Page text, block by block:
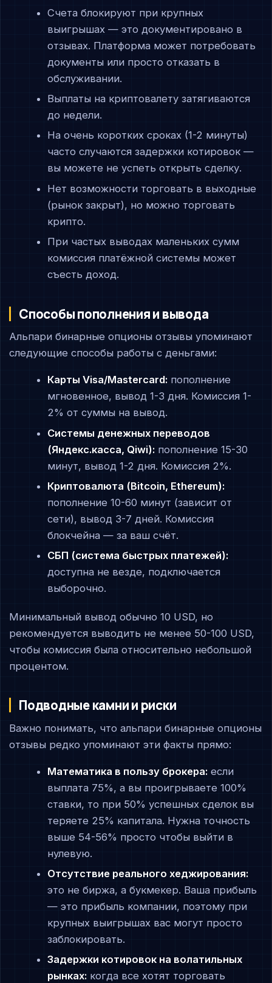
Счета блокируют при крупных
выигрышах — это документировано в
отзывах. Платформа может потребовать
документы или просто отказать в
обслуживании.
Выплаты на криптовалету затягиваются
до недели.
На очень коротких сроках (1-2 минуты)
часто случаются задержки котировок —
вы можете не успеть открыть сделку.
Нет возможности торговать в выходные
(рынок закрыт), но можно торговать
крипто.
При частых выводах маленьких сумм
комиссия платёжной системы может
съесть доход.
Способы пополнения и вывода
Альпари бинарные опционы отзывы упоминают
следующие способы работы с деньгами:
Карты Visa/Mastercard:пополнение
мгновенное, вывод 1-3 дня. Комиссия 1-
2% от суммы на вывод.
Системы денежных переводов
(Яндекс.касса, Qiwi):пополнение 15-30
минут, вывод 1-2 дня. Комиссия 2%.
Криптовалюта (Bitcoin, Ethereum):
пополнение 10-60 минут (зависит от
сети), вывод 3-7 дней. Комиссия
блокчейна — за ваш счёт.
СБП (система быстрых платежей):
доступна не везде, подключается
выборочно.
Минимальный вывод обычно 10 USD, но
рекомендуется выводить не менее 50-100 USD,
чтобы комиссия была относительно небольшой
процентом.
Подводные камни и риски
Важно понимать, что альпари бинарные опционы
отзывы редко упоминают эти факты прямо:
Математика в пользу брокера:если
выплата 75%, а вы проигрываете 100%
ставки, то при 50% успешных сделок вы
теряете 25% капитала. Нужна точность
выше 54-56% просто чтобы выйти в
нулевую.
Отсутствие реального хеджирования:
это не биржа, а букмекер. Ваша прибыль
— это прибыль компании, поэтому при
крупных выигрышах вас могут просто
заблокировать.
Задержки котировок на волатильных
рынках:когда все хотят торговать